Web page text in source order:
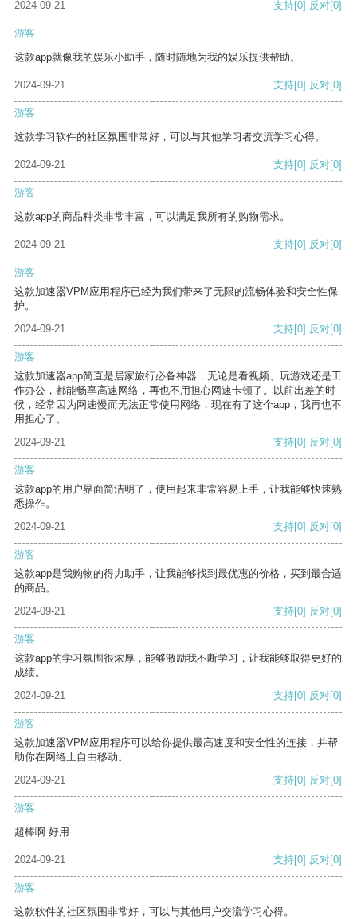
2024-09-21 支持[0] 反对[0]
游客
这款app就像我的娱乐小助手，随时随地为我的娱乐提供帮助。
2024-09-21 支持[0] 反对[0]
游客
这款学习软件的社区氛围非常好，可以与其他学习者交流学习心得。
2024-09-21 支持[0] 反对[0]
游客
这款app的商品种类非常丰富，可以满足我所有的购物需求。
2024-09-21 支持[0] 反对[0]
游客
这款加速器VPM应用程序已经为我们带来了无限的流畅体验和安全性保
护。
2024-09-21
支持[0] 反对[0]
游客
这款加速器app简直是居家旅行必备神器，无论是看视频、玩游戏还是工
作办公，都能畅享高速网络，再也不用担心网速卡顿了。以前出差的时
候，经常因为网速慢而无法正常使用网络，现在有了这个app，我再也不
用担心了。
2024-09-21
支持[0] 反对[0]
游客
这款app的用户界面简洁明了，使用起来非常容易上手，让我能够快速熟
悉操作。
2024-09-21
支持[0] 反对[0]
游客
这款app是我购物的得力助手，让我能够找到最优惠的价格，买到最合适
的商品。
2024-09-21
支持[0] 反对[0]
游客
这款app的学习氛围很浓厚，能够激励我不断学习，让我能够取得更好的
成绩。
2024-09-21
支持[0] 反对[0]
游客
这款加速器VPM应用程序可以给你提供最高速度和安全性的连接，并帮
助你在网络上自由移动。
2024-09-21
支持[0] 反对[0]
游客
超棒啊 好用
2024-09-21 支持[0] 反对[0]
游客
这款软件的社区氛围非常好，可以与其他用户交流学习心得。